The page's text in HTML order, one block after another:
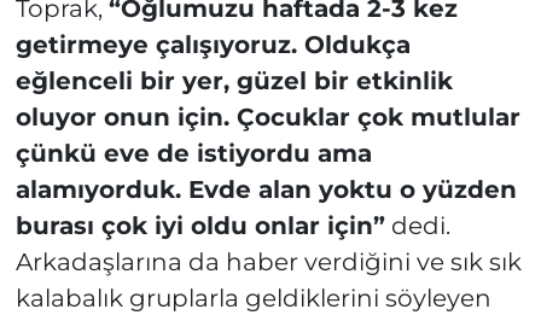
Toprak, “Oğlumuzu haftada 2-3 kez
getirmeye çalışıyoruz. Oldukça
eğlenceli bir yer, güzel bir etkinlik
oluyor onun için. Çocuklar çok mutlular
çünkü eve de istiyordu ama
alamıyorduk. Evde alan yoktu o yüzden
burası çok iyi oldu onlar için”dedi.
Arkadaşlarına da haber verdiğini ve sık sık
kalabalık gruplarla geldiklerini söyleyen